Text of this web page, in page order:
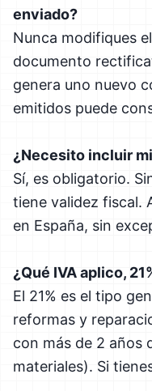
enviado?
Nunca modifiques
documento
genera uno nuevo
emitidos puede
¿Necesito incluir
Sí, es obligatorio.
tiene validez fiscal.
en España, sin
¿Qué IVA aplico,
El 21% es el tipo
reformas y
con más de 2 años
materiales). Si